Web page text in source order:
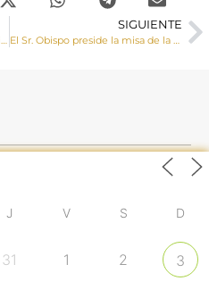
Mons. Yanguas celebra la Santa Misa en honor al Cristo de la Viga patrón de Villamayor de Santiago
SIGUIENTE
El Sr. Obispo preside la misa de la VIII Romería de las Parroquias del Alto Cigüela
J V S D
31 1 2 3